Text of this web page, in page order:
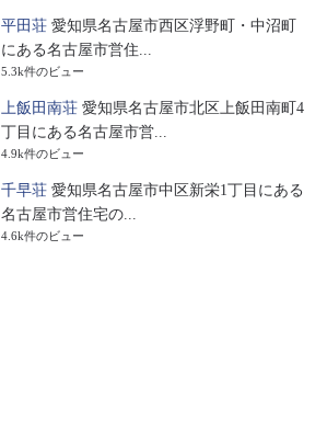
平田荘 愛知県名古屋市西区浮野町・中沼町
にある名古屋市営住...
5.3k件のビュー
上飯田南荘 愛知県名古屋市北区上飯田南町4
丁目にある名古屋市営...
4.9k件のビュー
千早荘 愛知県名古屋市中区新栄1丁目にある
名古屋市営住宅の...
4.6k件のビュー